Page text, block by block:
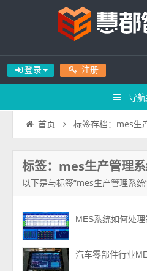
登录 注册
导
首页 标签存档：mes生
标签：mes生产管理
以下是与标签“mes生产管理系
MES系统如何处理
汽车零部件行业